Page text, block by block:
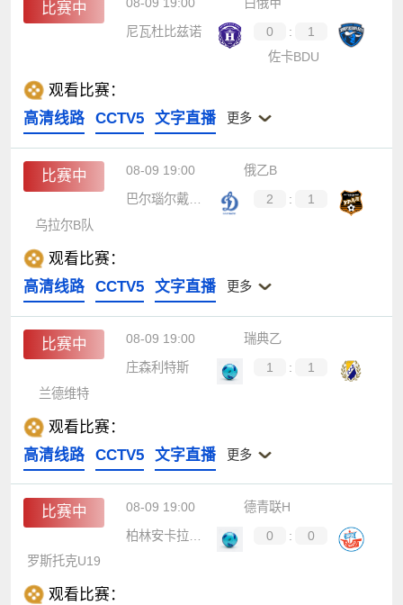
比赛中
尼瓦杜比兹诺
0 :
1
佐卡BDU
观看比赛：
高清线路
CCTV5 文字直播 更多
比赛中 08-09 19:00
俄乙B
巴尔瑙尔戴拿模
2 :
1
乌拉尔B队
观看比赛：
高清线路
CCTV5 文字直播 更多
比赛中 08-09 19:00
瑞典乙
庄森利特斯
1 :
1
兰德维特
观看比赛：
高清线路
CCTV5 文字直播 更多
比赛中 08-09 19:00
德青联H
柏林安卡拉体育U19
0 :
0
罗斯托克U19
观看比赛：